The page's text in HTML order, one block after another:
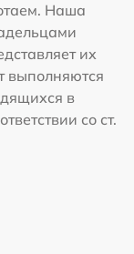
Наша
их
выполняются
в
со ст.